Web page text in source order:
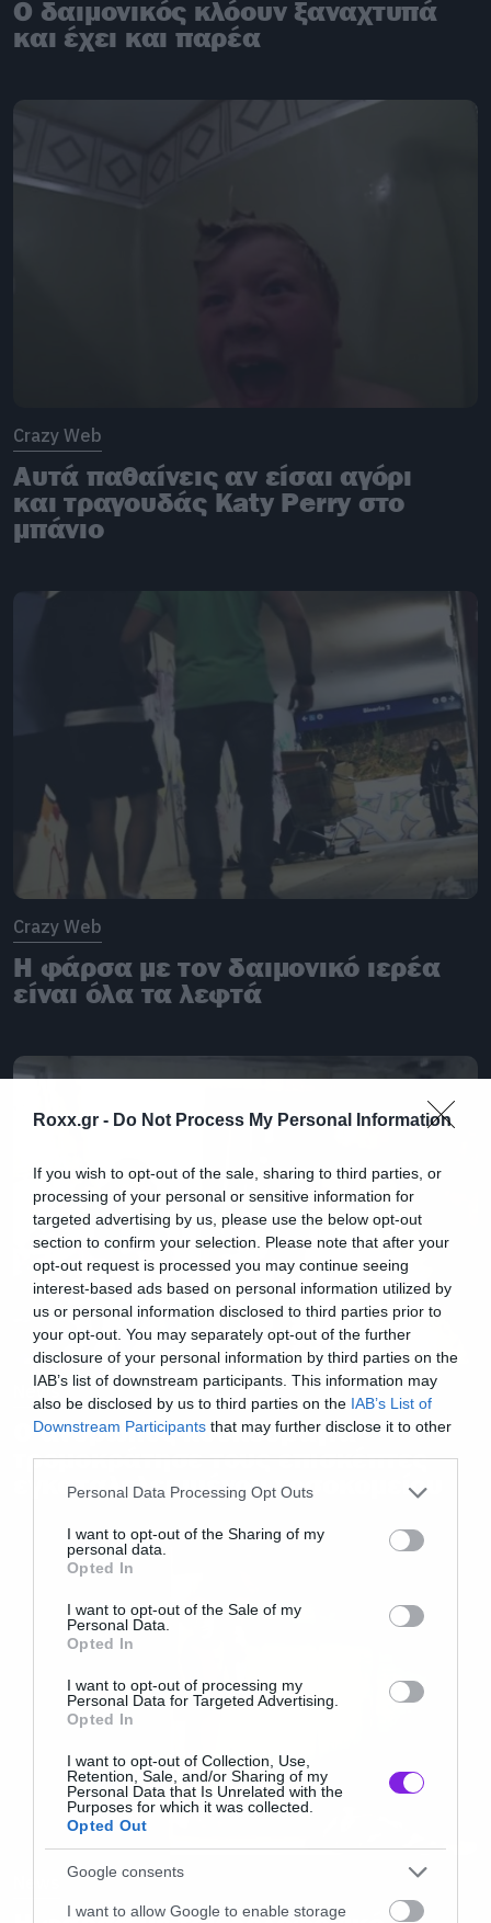
Roxx.gr - Do Not Process My Personal Information
If you wish to opt-out of the sale, sharing to third parties, or
processing of your personal or sensitive information for
targeted advertising by us, please use the below opt-out
section to confirm your selection. Please note that after your
opt-out request is processed you may continue seeing
interest-based ads based on personal information utilized by
us or personal information disclosed to third parties prior to
your opt-out. You may separately opt-out of the further
disclosure of your personal information by third parties on the
IAB’s list of downstream participants. This information may
also be disclosed by us to third parties on the IAB’s List of
Downstream Participants that may further disclose it to other
Please note that this website/app uses one or more Google
not limited to your visit or usage behaviour. You may click to
grant or deny consent to Google and its third-party tags to
use your data for below specified purposes in below Google
consent section.
Personal Data Processing Opt Outs
I want to opt-out of the Sharing of my
personal data.
Opted In
I want to opt-out of the Sale of my
Personal Data.
Opted In
I want to opt-out of processing my
Personal Data for Targeted Advertising.
Opted In
I want to opt-out of Collection, Use,
Retention, Sale, and/or Sharing of my
Personal Data that Is Unrelated with the
Purposes for which it was collected.
Opted Out
Google consents
I want to allow Google to enable storage
Ο δαιμονικός κλόουν ξαναχτυπά
και έχει και παρέα
Crazy Web
Αυτά παθαίνεις αν είσαι αγόρι
και τραγουδάς Katy Perry στο
μπάνιο
Crazy Web
Η φάρσα με τον δαιμονικό ιερέα
είναι όλα τα λεφτά
News
Ο άνθρωπος-κουκουβάγια
τρομοκράτησε τους επισκέπτες
εγκαταλελειμμένου νοσοκομείου